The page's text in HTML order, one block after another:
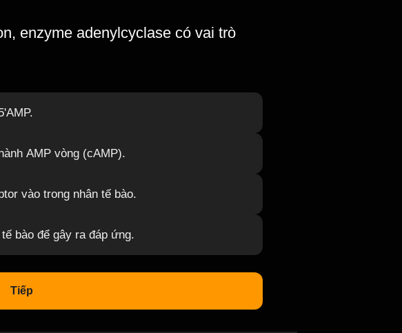
enzyme adenylcyclase có vai trò
AMP vòng (cAMP).
vào trong nhân tế bào.
bào để gây ra đáp ứng.
Tiếp